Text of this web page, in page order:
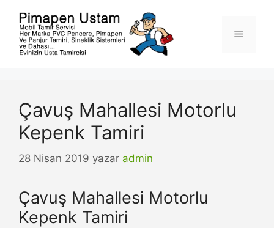
Menü
Çavuş Mahallesi Motorlu
Kepenk Tamiri
28 Nisan 2019 yazar admin
Çavuş Mahallesi Motorlu
Kepenk Tamiri